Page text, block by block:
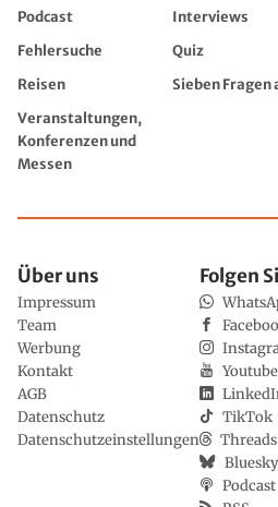
Podcast
Interviews
Fehlersuche
Quiz
Reisen
Sieben Fragen
Veranstaltungen,
Konferenzen und
Messen
Über uns
Impressum
Team
Werbung
Kontakt
AGB
Datenschutz
Datenschutzeinstellungen
Folgen
Youtube
TikTok
Threads
Bluesky
Podcast